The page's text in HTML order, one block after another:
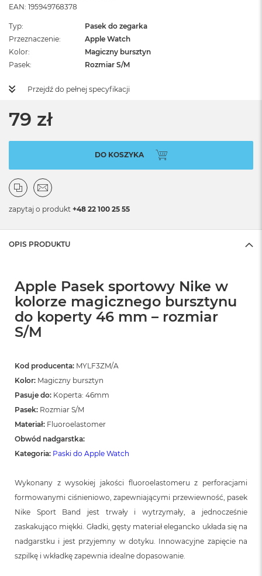
EAN: 195949768378
Typ
Pasek do zegarka
Przeznaczenie
Apple Watch
Kolor
Magiczny bursztyn
Pasek
Rozmiar S/M
Przejdź do pełnej specyfikacji
79 zł
DO KOSZYKA
zapytaj o produkt +48 22 100 25 55
OPIS PRODUKTU
Apple Pasek sportowy Nike w
kolorze magicznego bursztynu
do koperty 46 mm – rozmiar
S/M
Kod producenta: MYLF3ZM/A
Kolor: Magiczny bursztyn
Pasuje do: Koperta: 46mm
Pasek: Rozmiar S/M
Materiał: Fluoroelastomer
Obwód nadgarstka:
Kategoria: Paski do Apple Watch
Wykonany z wysokiej jakości fluoroelastomeru z perforacjami
formowanymi ciśnieniowo, zapewniającymi przewiewność, pasek
Nike Sport Band jest trwały i wytrzymały, a jednocześnie
zaskakująco miękki. Gładki, gęsty materiał elegancko układa się na
nadgarstku i jest przyjemny w dotyku. Innowacyjne zapięcie na
szpilkę i wkładkę zapewnia idealne dopasowanie.